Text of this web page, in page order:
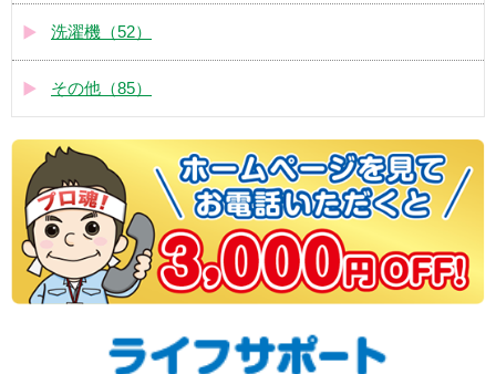
洗濯機（52）
その他（85）